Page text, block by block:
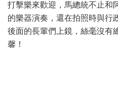
打擊樂來歡迎，馬總統不止和
的樂器演奏，還在拍照時與行
後面的長輩們上鏡，絲毫沒有
馨！